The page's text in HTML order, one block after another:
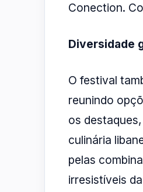
Conection.
Diversidade
O festival
reunindo
os
culinária
pelas
irresistíveis